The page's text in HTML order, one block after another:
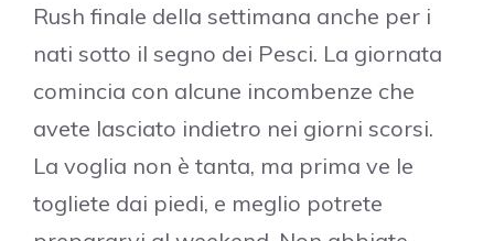
Rush finale della settimana anche per i
nati sotto il segno dei Pesci. La giornata
comincia con alcune incombenze che
avete lasciato indietro nei giorni scorsi.
La voglia non è tanta, ma prima ve le
togliete dai piedi, e meglio potrete